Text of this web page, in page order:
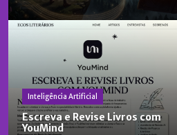
Inteligência Artificial
Escreva e Revise Livros com
YouMind